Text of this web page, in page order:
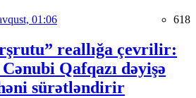
01:06 618
reallığa çevrilir:
Qafqazı dəyişə
sürətləndirir